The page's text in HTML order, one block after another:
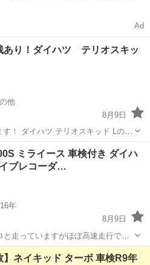
Ad
あり！ダイハツ テリオスキッ
他
8月9日
Lの出
テリオスキッド
ミライース 車検付き ダイハ
ブレコーダ…
年
8月9日
走っていますがほぼ高速走行でち
有していました。現在車検は令和9
、記録ボ、取り扱い説明書すべて完
ミライース
】ネイキッド ターボ 車検R9年